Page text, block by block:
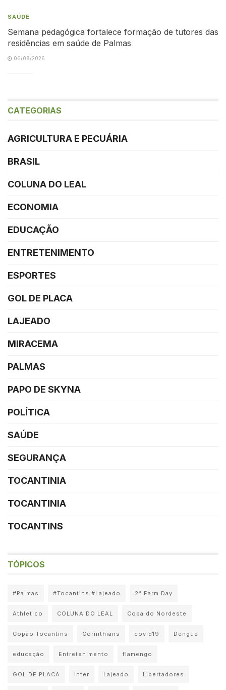
SAÚDE
Semana pedagógica fortalece formação de tutores das
residências em saúde de Palmas
06/08/2026
CATEGORIAS
AGRICULTURA E PECUÁRIA
BRASIL
COLUNA DO LEAL
ECONOMIA
EDUCAÇÃO
ENTRETENIMENTO
ESPORTES
GOL DE PLACA
LAJEADO
MIRACEMA
PALMAS
PAPO DE SKYNA
POLÍTICA
SAÚDE
SEGURANÇA
TOCANTINIA
TOCANTINIA
TOCANTINS
TÓPICOS
#Palmas #Tocantins #Lajeado 2° Farm Day
Athletico COLUNA DO LEAL Copa do Nordeste
Copão Tocantins Corinthians covid19 Dengue
educação Entretenimento flamengo
GOL DE PLACA Inter Lajeado Libertadores